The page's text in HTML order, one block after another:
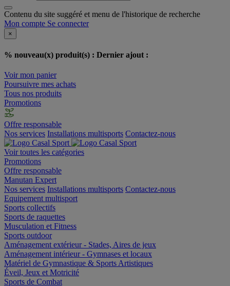
Contenu du site suggéré et menu de l'historique de recherche
Mon compte Se connecter
×
% nouveau(x) produit(s) : Dernier ajout :
Voir mon panier
Poursuivre mes achats
Tous nos produits
Promotions
Offre responsable
Nos services Installations multisports Contactez-nous
Voir toutes les catégories
Promotions
Offre responsable
Manutan Expert
Nos services Installations multisports Contactez-nous
Equipement multisport
Sports collectifs
Sports de raquettes
Musculation et Fitness
Sports outdoor
Aménagement extérieur - Stades, Aires de jeux
Aménagement intérieur - Gymnases et locaux
Matériel de Gymnastique & Sports Artistiques
Éveil, Jeux et Motricité
Sports de Combat